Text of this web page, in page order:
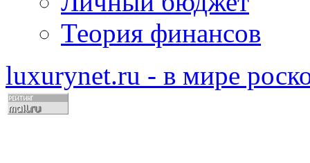
Теория финансов
luxurynet.ru - в мире